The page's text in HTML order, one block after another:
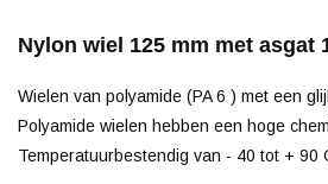
Nylon wiel 125 mm met asgat
Wielen van polyamide (PA 6 ) met een
Polyamide wielen hebben een hoge
Temperatuurbestendig van - 40 tot + 90